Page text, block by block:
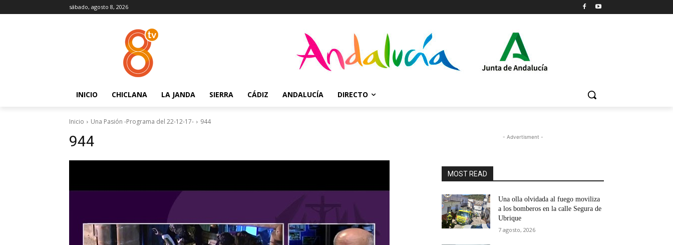
sábado, agosto 8, 2026
INICIO CHICLANA LA JANDA SIERRA CÁDIZ ANDALUCÍA DIRECTO
Inicio Una Pasión -Programa del 22-12-17- 944
944 - Advertisment -
MOST READ
Una olla olvidada al fuego moviliza
a los bomberos en la calle Segura de
Ubrique
7 agosto, 2026